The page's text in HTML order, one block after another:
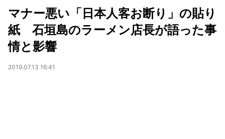
マナー悪い「日本人客お断り」の貼り
紙 石垣島のラーメン店長が語った事
情と影響
2019.07.13 16:41